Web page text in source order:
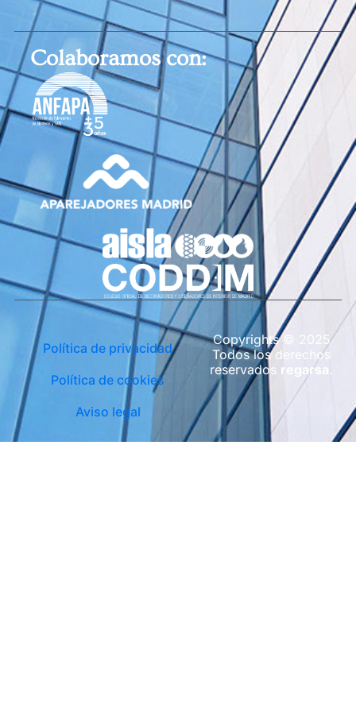
Colaboramos con:
Política de privacidad
Política de cookies
Aviso legal
Copyrights © 2025
Todos los derechos
reservados regarsa .